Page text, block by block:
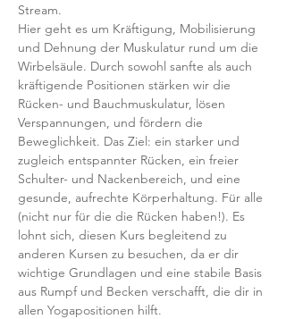
Stream.
Hier geht es um Kräftigung, Mobilisierung
und Dehnung der Muskulatur rund um die
Wirbelsäule. Durch sowohl sanfte als auch
kräftigende Positionen stärken wir die
Rücken- und Bauchmuskulatur, lösen
Verspannungen, und fördern die
Beweglichkeit. Das Ziel: ein starker und
zugleich entspannter Rücken, ein freier
Schulter- und Nackenbereich, und eine
gesunde, aufrechte Körperhaltung. Für alle
(nicht nur für die die Rücken haben!). Es
lohnt sich, diesen Kurs begleitend zu
anderen Kursen zu besuchen, da er dir
wichtige Grundlagen und eine stabile Basis
aus Rumpf und Becken verschafft, die dir in
allen Yogapositionen hilft.